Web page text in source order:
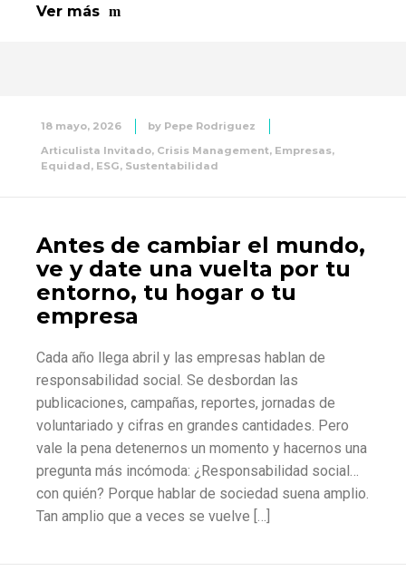
Ver más
18 mayo, 2026 by Pepe Rodriguez
Articulista Invitado, Crisis Management, Empresas,
Equidad, ESG, Sustentabilidad
Antes de cambiar el mundo,
ve y date una vuelta por tu
entorno, tu hogar o tu
empresa
Cada año llega abril y las empresas hablan de
responsabilidad social. Se desbordan las
publicaciones, campañas, reportes, jornadas de
voluntariado y cifras en grandes cantidades. Pero
vale la pena detenernos un momento y hacernos una
pregunta más incómoda: ¿Responsabilidad social…
con quién? Porque hablar de sociedad suena amplio.
Tan amplio que a veces se vuelve […]